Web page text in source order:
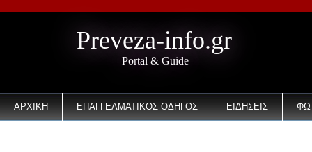
Preveza-info.gr
Portal & Guide
ΑΡΧΙΚΗ ΕΠΑΓΓΕΛΜΑΤΙΚΟΣ ΟΔΗΓΟΣ ΕΙΔΗΣΕΙΣ